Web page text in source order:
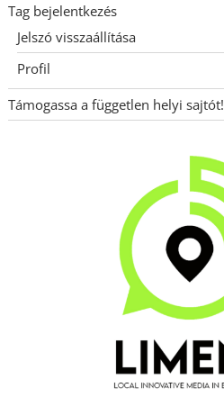
Tag bejelentkezés
Jelszó visszaállítása
Profil
Támogassa a független helyi sajtót!